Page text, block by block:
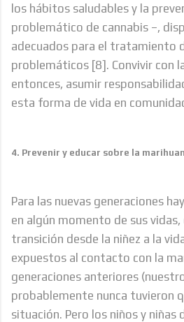
los hábitos saludables y la
problemático de cannabis –,
adecuados para el tratamiento
problemáticos [8]. Convivir con
entonces, asumir
esta forma de vida en
4. Prevenir y educar sobre la
Para las nuevas generaciones
en algún momento de sus vidas,
transición desde la niñez a la
expuestos al contacto con la
generaciones anteriores
probablemente nunca tuvieron
situación. Pero los niños y niñas